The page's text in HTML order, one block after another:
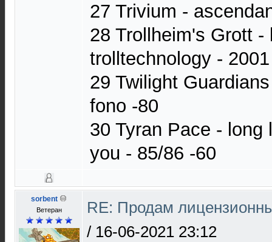
27 Trivium -
28 Trollheim's Grott -
trolltechnology -
29 Twilight
fono -80
30 Tyran Pace -
you - 85/86 -60
sorbent
Ветеран
RE: Продам
/ 16-06-2021 23:12